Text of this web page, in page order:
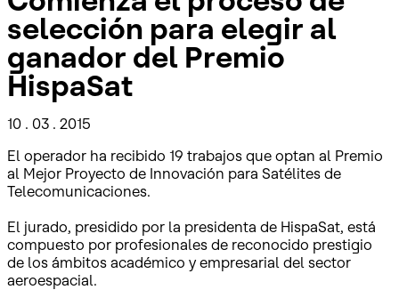
selección para elegir al
ganador del Premio
HispaSat
10 . 03 . 2015
El operador ha recibido 19 trabajos que optan al Premio
al Mejor Proyecto de Innovación para Satélites de
Telecomunicaciones.
El jurado, presidido por la presidenta de HispaSat, está
compuesto por profesionales de reconocido prestigio
de los ámbitos académico y empresarial del sector
aeroespacial.